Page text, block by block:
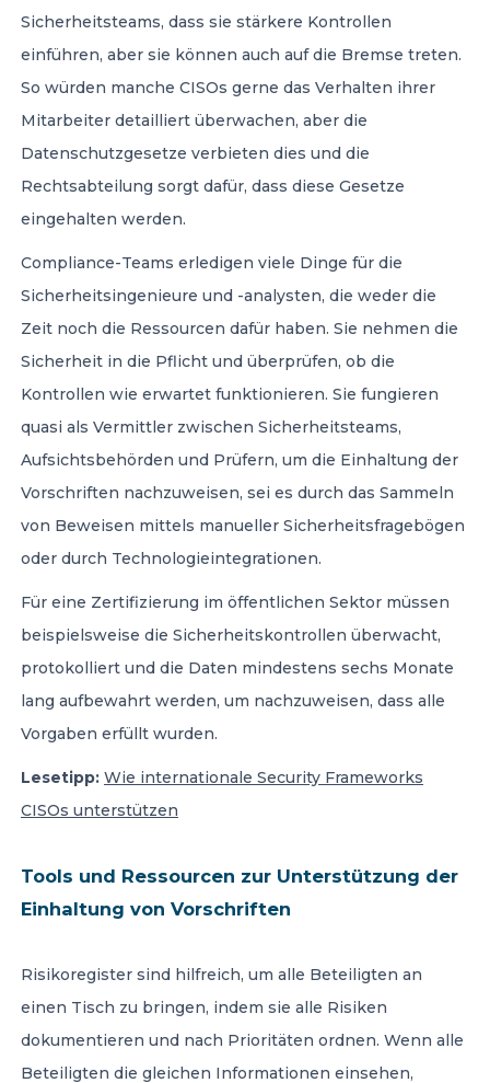
Sicherheitsteams, dass sie stärkere Kontrollen
einführen, aber sie können auch auf die Bremse treten.
So würden manche CISOs gerne das Verhalten ihrer
Mitarbeiter detailliert überwachen, aber die
Datenschutzgesetze verbieten dies und die
Rechtsabteilung sorgt dafür, dass diese Gesetze
eingehalten werden.
Compliance-Teams erledigen viele Dinge für die
Sicherheitsingenieure und -analysten, die weder die
Zeit noch die Ressourcen dafür haben. Sie nehmen die
Sicherheit in die Pflicht und überprüfen, ob die
Kontrollen wie erwartet funktionieren. Sie fungieren
quasi als Vermittler zwischen Sicherheitsteams,
Aufsichtsbehörden und Prüfern, um die Einhaltung der
Vorschriften nachzuweisen, sei es durch das Sammeln
von Beweisen mittels manueller Sicherheitsfragebögen
oder durch Technologieintegrationen.
Für eine Zertifizierung im öffentlichen Sektor müssen
beispielsweise die Sicherheitskontrollen überwacht,
protokolliert und die Daten mindestens sechs Monate
lang aufbewahrt werden, um nachzuweisen, dass alle
Vorgaben erfüllt wurden.
Lesetipp: Wie internationale Security Frameworks
CISOs unterstützen
Tools und Ressourcen zur Unterstützung der
Einhaltung von Vorschriften
Risikoregister sind hilfreich, um alle Beteiligten an
einen Tisch zu bringen, indem sie alle Risiken
dokumentieren und nach Prioritäten ordnen. Wenn alle
Beteiligten die gleichen Informationen einsehen,